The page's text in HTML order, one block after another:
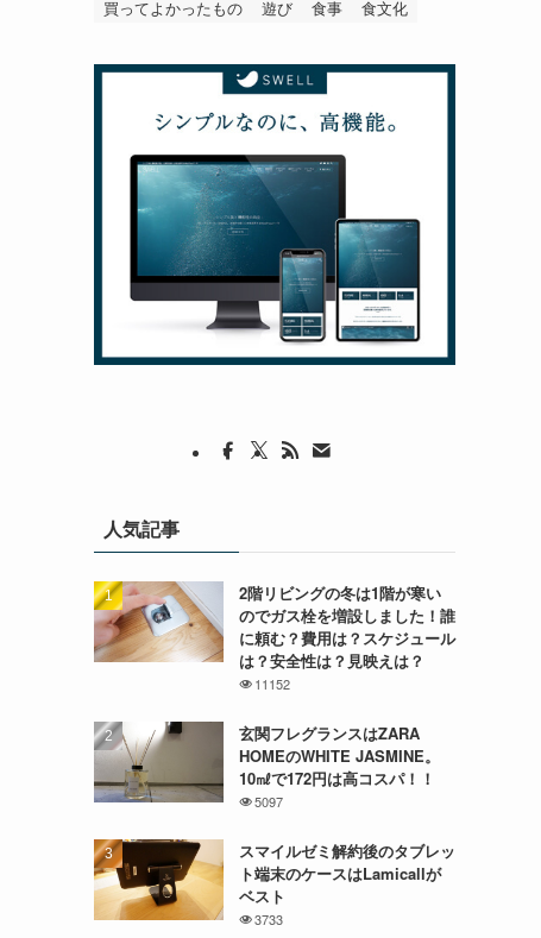
買ってよかったもの
遊び 食事 食文化
人気記事
2階リビングの冬は1階が寒い
のでガス栓を増設しました！誰
に頼む？費用は？スケジュール
は？安全性は？見映えは？
11152
玄関フレグランスはZARA
HOMEのWHITE JASMINE。
10㎖で172円は高コスパ！！
5097
スマイルゼミ解約後のタブレッ
ト端末のケースはLamicallが
ベスト
3733